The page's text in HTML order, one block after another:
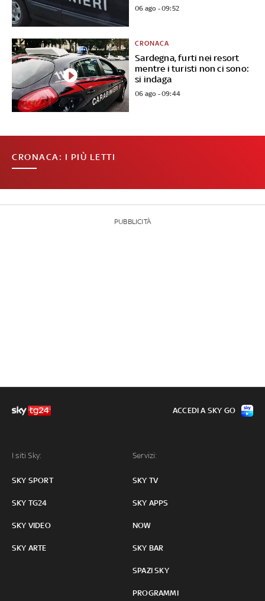
06 ago - 09:52
Sardegna, furti nei resort
mentre i turisti non ci sono:
si indaga
CRONACA
06 ago - 09:44
CRONACA: I PIÙ LETTI
PUBBLICITÀ
I siti Sky:
SKY SPORT
SKY TG24
SKY VIDEO
SKY ARTE
Servizi:
SKY TV
SKY APPS
NOW
SKY BAR
SPAZI SKY
PROGRAMMI
ACCEDI A SKY GO